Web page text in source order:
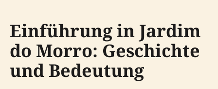
Einführung in Jardim
do Morro: Geschichte
und Bedeutung